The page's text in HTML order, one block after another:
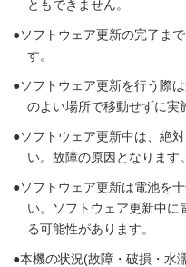
ともできません。
ソフトウェア更新の完了ま
す。
ソフトウェア更新を行う際
のよい場所で移動せずに実
ソフトウェア更新中は、絶
い。故障の原因となります。
ソフトウェア更新は電池を
い。ソフトウェア更新中に
る可能性があります。
本機の状況(故障・破損・水